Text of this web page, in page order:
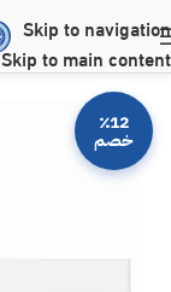
Skip to navigation
Skip to main content
٪12
خصم